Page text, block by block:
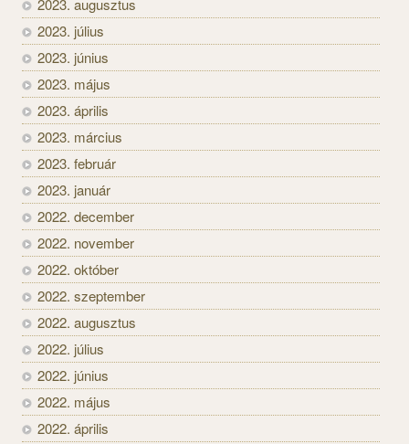
2023. augusztus
2023. július
2023. június
2023. május
2023. április
2023. március
2023. február
2023. január
2022. december
2022. november
2022. október
2022. szeptember
2022. augusztus
2022. július
2022. június
2022. május
2022. április